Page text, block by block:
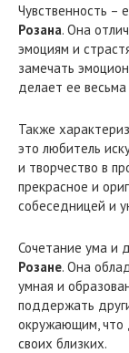
Чувственность –
Розана. Она
эмоциям и
замечать
делает ее
Также
это любитель
и творчество в
прекрасное и
собеседницей и
Сочетание ума и
Розане. Она
умная и
поддержать
окружающим, что
своих близких.